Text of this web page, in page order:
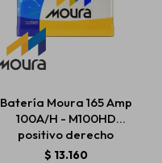
Batería Moura 165 Amp
100A/H - M100HD
positivo derecho
$ 13.160